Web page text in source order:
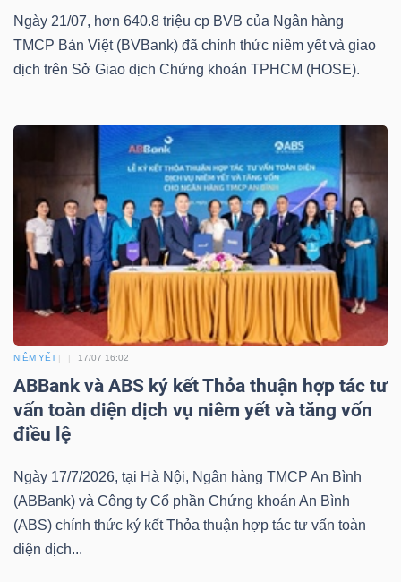
Ngày 21/07, hơn 640.8 triệu cp BVB của Ngân hàng
TMCP Bản Việt (BVBank) đã chính thức niêm yết và giao
dịch trên Sở Giao dịch Chứng khoán TPHCM (HOSE).
NIÊM YẾT 17/07 16:02
ABBank và ABS ký kết Thỏa thuận hợp tác tư
vấn toàn diện dịch vụ niêm yết và tăng vốn
điều lệ
Ngày 17/7/2026, tại Hà Nội, Ngân hàng TMCP An Bình
(ABBank) và Công ty Cổ phần Chứng khoán An Bình
(ABS) chính thức ký kết Thỏa thuận hợp tác tư vấn toàn
diện dịch...
giả
(-)
cáo
Thuật
(-)
vụ
(-)
Đào